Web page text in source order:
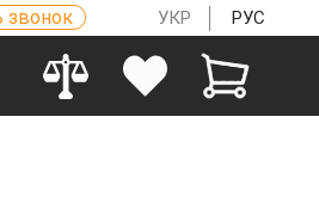
звонок УКР РУС